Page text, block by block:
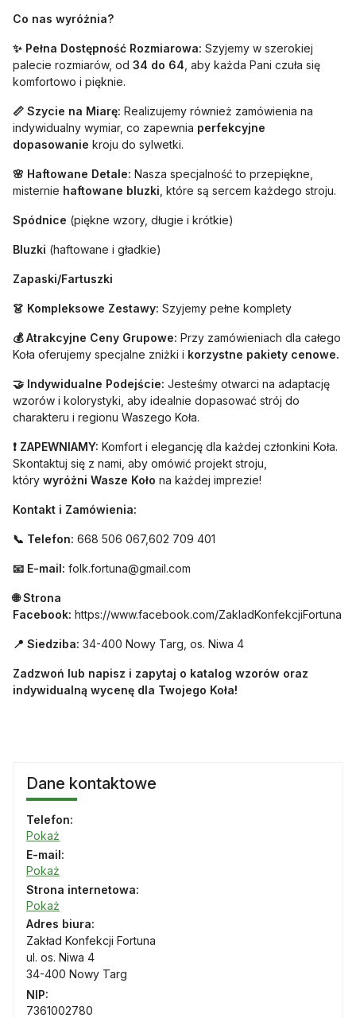
Co nas wyróżnia?
✨ Pełna Dostępność Rozmiarowa: Szyjemy w szerokiej
palecie rozmiarów, od 34 do 64 , aby każda Pani czuła się
komfortowo i pięknie.
📏 Szycie na Miarę: Realizujemy również zamówienia na
indywidualny wymiar, co zapewnia perfekcyjne
dopasowanie kroju do sylwetki.
🌸 Haftowane Detale: Nasza specjalność to przepiękne,
misternie haftowane bluzki , które są sercem każdego stroju.
Spódnice (piękne wzory, długie i krótkie)
Bluzki (haftowane i gładkie)
Zapaski/Fartuszki
👗 Kompleksowe Zestawy: Szyjemy pełne komplety
💰 Atrakcyjne Ceny Grupowe: Przy zamówieniach dla całego
Koła oferujemy specjalne zniżki i korzystne pakiety cenowe.
🤝 Indywidualne Podejście: Jesteśmy otwarci na adaptację
wzorów i kolorystyki, aby idealnie dopasować strój do
charakteru i regionu Waszego Koła.
❗ ZAPEWNIAMY: Komfort i elegancję dla każdej członkini Koła.
Skontaktuj się z nami, aby omówić projekt stroju,
który wyróżni Wasze Koło na każdej imprezie!
Kontakt i Zamówienia:
📞 Telefon: 668 506 067,602 709 401
📧 E-mail: folk.fortuna@gmail.com
🌐 Strona
Facebook: https://www.facebook.com/ZakladKonfekcjiFortuna
📍 Siedziba: 34-400 Nowy Targ, os. Niwa 4
Zadzwoń lub napisz i zapytaj o katalog wzorów oraz
indywidualną wycenę dla Twojego Koła!
Dane kontaktowe
Telefon:
Pokaż
E-mail:
Pokaż
Strona internetowa:
Pokaż
Adres biura:
Zakład Konfekcji Fortuna
ul. os. Niwa 4
34-400 Nowy Targ
NIP:
7361002780